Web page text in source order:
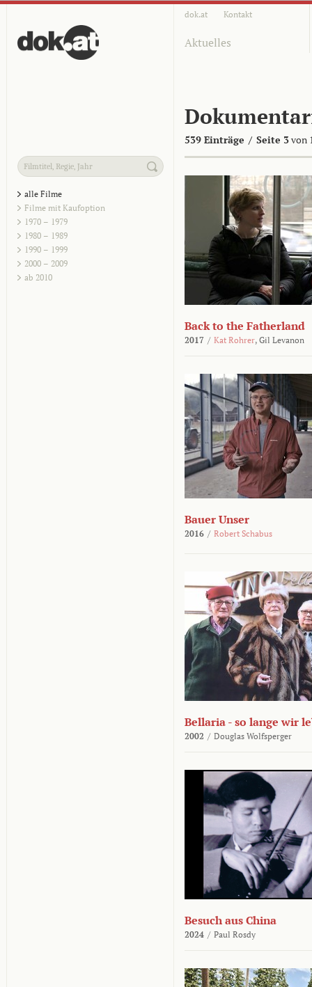
dok.at Kontakt
Aktuelles
539 Einträge / Seite 3von
alle Filme
Filme mit Kaufoption
1970 – 1979
1980 – 1989
1990 – 1999
2000 – 2009
ab 2010
Back to the Fatherland
2017 / Kat Rohrer, Gil Levanon
Bauer Unser
2016 / Robert Schabus
Bellaria - so lange wir
2002 / Douglas Wolfsperger
Besuch aus China
2024 / Paul Rosdy